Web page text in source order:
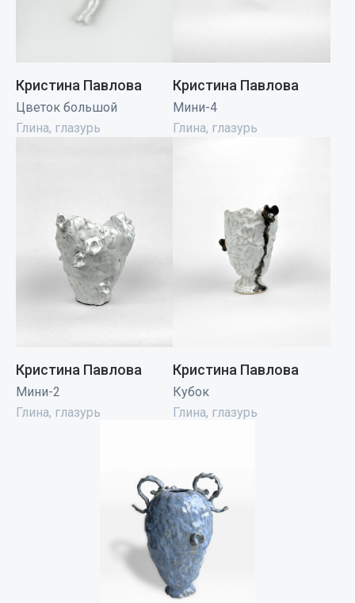
Кристина Павлова
Цветок большой
Глина, глазурь
Кристина Павлова
Мини-4
Глина, глазурь
Кристина Павлова
Мини-2
Глина, глазурь
Кристина Павлова
Кубок
Глина, глазурь